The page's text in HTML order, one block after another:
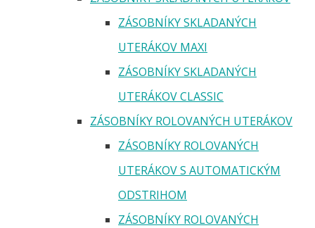
ZÁSOBNÍKY SKLADANÝCH
UTERÁKOV MAXI
ZÁSOBNÍKY SKLADANÝCH
UTERÁKOV CLASSIC
ZÁSOBNÍKY ROLOVANÝCH UTERÁKOV
ZÁSOBNÍKY ROLOVANÝCH
UTERÁKOV S AUTOMATICKÝM
ODSTRIHOM
ZÁSOBNÍKY ROLOVANÝCH